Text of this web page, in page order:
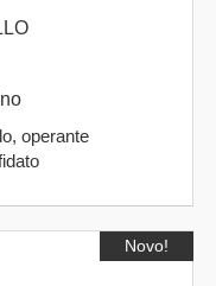
operante
in
assumere
futura
Novo!